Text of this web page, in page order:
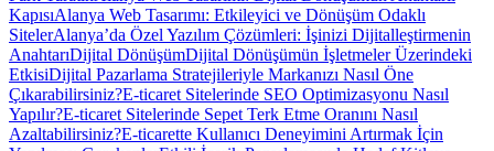
KapısıAlanya Web Tasarımı: Etkileyici ve Dönüşüm Odaklı
SitelerAlanya’da Özel Yazılım Çözümleri: İşinizi Dijitalleştirmenin
AnahtarıDijital DönüşümDijital Dönüşümün İşletmeler Üzerindeki
EtkisiDijital Pazarlama Stratejileriyle Markanızı Nasıl Öne
Çıkarabilirsiniz?E-ticaret Sitelerinde SEO Optimizasyonu Nasıl
Yapılır?E-ticaret Sitelerinde Sepet Terk Etme Oranını Nasıl
Azaltabilirsiniz?E-ticarette Kullanıcı Deneyimini Artırmak İçin